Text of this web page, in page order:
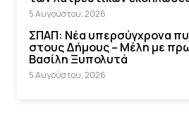
5 Αυγούστου, 2026
ΣΠΑΠ: Νέα υπερσύγχρονα
στους Δήμους – Μέλη με
Βασίλη Ξυπολυτά
5 Αυγούστου, 2026